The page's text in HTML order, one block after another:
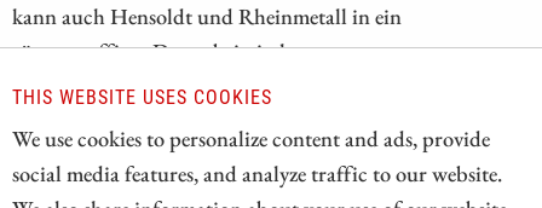
THIS WEBSITE USES COOKIES
We use cookies to personalize content and ads, provide
social media features, and analyze traffic to our website.
kann auch Hensoldt und Rheinmetall in ein
rüstungsaffines Depot beimischen.